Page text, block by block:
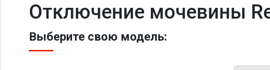
Отключение мочевины
Выберите свою модель: